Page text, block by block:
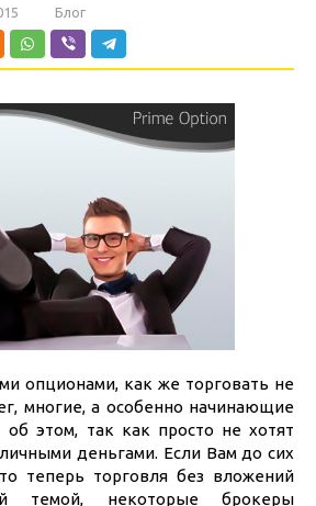
Блог
опционами, как же торговать не
многие, а особенно начинающие
этом, так как просто не хотят
деньгами. Если Вам до сих
теперь торговля без вложений
темой, некоторые брокеры